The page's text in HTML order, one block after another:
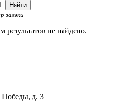
Найти
заявки
не найдено.
Победы, д. 3